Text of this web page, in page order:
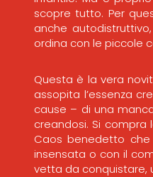
scopre tutto. Per
anche
ordina con le piccole
Questa è la vera
assopita l’essenza
cause – di una
creandosi. Si
Caos benedetto
insensata o con il
vetta da conquistare,